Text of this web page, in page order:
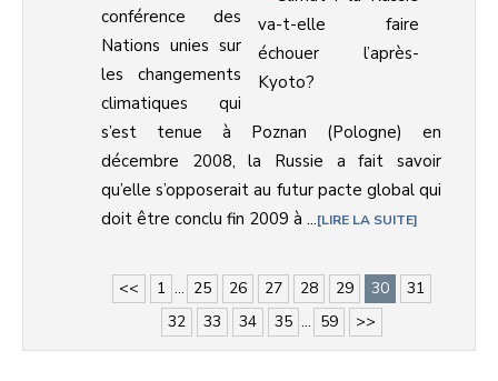
conférence des
Nations unies sur
les changements
climatiques qui
s’est tenue à Poznan (Pologne) en
décembre 2008, la Russie a fait savoir
qu’elle s’opposerait au futur pacte global qui
doit être conclu fin 2009 à ... LIRE LA SUITE
<< 1 ... 25 26 27 28 29 30
31
32
33 34 35 ... 59 >>